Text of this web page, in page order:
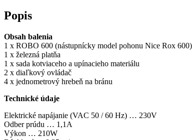
posuvného
pohonu
ovládačmi
a
a
hrebeňmi
Popis
Obsah balenia
1 x ROBO 600 (nástupnícky model pohonu Nice Rox
1 x železná platňa
1 x sada kotviaceho a upínacieho materiálu
2 x diaľkový ovládač
4 x jednometrový hrebeň na bránu
Technické údaje
Elektrické napájanie (VAC 50 / 60 Hz) … 230V
Odber prúdu … 1,1A
Výkon … 210W